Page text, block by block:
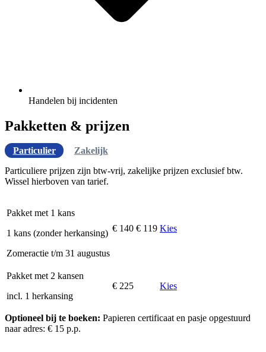
Handelen bij incidenten
Pakketten & prijzen
Particulier
Zakelijk
Particuliere prijzen zijn btw-vrij, zakelijke prijzen exclusief btw.
Wissel hierboven van tarief.
Pakket met 1 kans
1 kans (zonder herkansing)
Zomeractie t/m 31 augustus
€ 140 € 119 Kies
Pakket met 2 kansen
incl. 1 herkansing
€ 225 Kies
Optioneel bij te boeken: Papieren certificaat en pasje opgestuurd
naar adres: € 15 p.p.